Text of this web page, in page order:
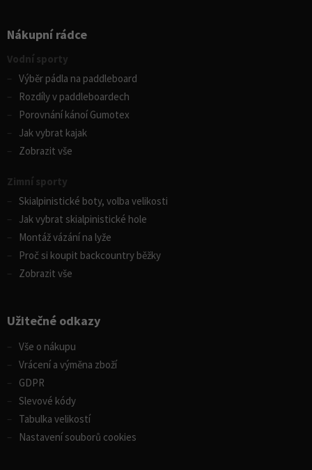
Nákupní rádce
Vodní sporty
Výběr pádla na paddleboard
Rozdíly v paddleboardech
Porovnání kánoí Gumotex
Jak vybrat kajak
Zobrazit vše
Zimní sporty
Skialpinistické boty, volba velikosti
Jak vybrat skialpinistické hole
Montáž vázání na lyže
Proč si koupit backcountry běžky
Zobrazit vše
Užitečné odkazy
Vše o nákupu
Vrácení a výměna zboží
GDPR
Slevové kódy
Tabulka velikostí
Nastavení souborů cookies